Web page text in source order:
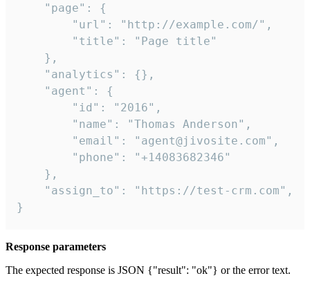
    "page": {
        "url": "http://example.com/",
        "title": "Page title"
    },
    "analytics": {},
    "agent": {
        "id": "2016",
        "name": "Thomas Anderson",
        "email": "agent@jivosite.com",
        "phone": "+14083682346"
    },
    "assign_to": "https://test-crm.com",
}
Response parameters
The expected response is JSON {"result": "ok"} or the error text.